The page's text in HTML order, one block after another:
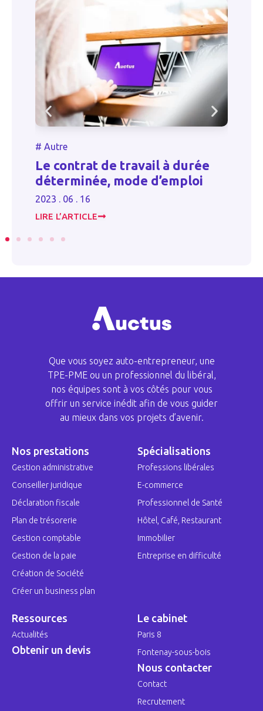
#
Phishing
2023 . 06 . 16
LIRE L’ARTICLE
Que vous soyez auto-entrepreneur, une
TPE-PME ou un professionnel du libéral,
nos équipes sont à vos côtés pour vous
offrir un service inédit afin de vous guider
au mieux dans vos projets d’avenir.
Nos prestations
Gestion administrative
Conseiller juridique
Déclaration fiscale
Plan de trésorerie
Gestion comptable
Gestion de la paie
Création de Société
Créer un business plan
Spécialisations
Professions libérales
E-commerce
Professionnel de Santé
Hôtel, Café, Restaurant
Immobilier
Entreprise en difficulté
Ressources
Actualités
Obtenir un devis
Le cabinet
Paris 8
Fontenay-sous-bois
Nous contacter
Contact
Recrutement